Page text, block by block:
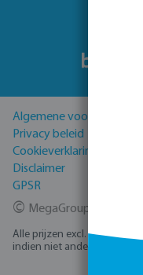
Algemene voorwaarden
Privacy beleid
Cookieverklaring
Disclaimer
GPSR
© MegaGroup Trade 2026
Alle prijzen excl. BTW plus
indien niet anders vermeld.